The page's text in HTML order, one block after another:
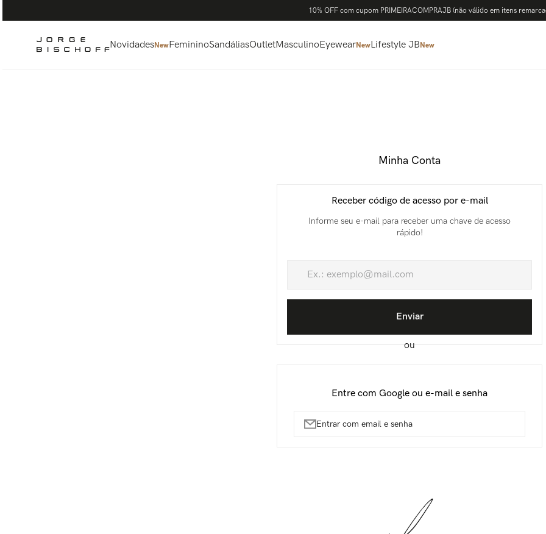
10% OFF com cupom PRIMEIRACOMPRAJB (não válido em itens
NovidadesNewFemininoSandáliasOutletMasculinoEyewearNewLifestyle JBNew
Entrar com email e senha
Enviar
1º bolsa
scarpin